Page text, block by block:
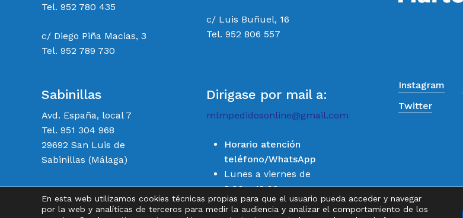
Tel. 952 780 435
c/ Diego Piña Macias, 3
Tel. 952 789 730
c/ Luis Buñuel, 16
Tel. 952 806 557
Sabinillas
Avd. España, local 7
Tel. 951 304 968
29692 San Luis de
Sabinillas (Málaga)
Dirigase por mail a:
mlmpedidosonline@gmail.com
Horario atención
teléfono/WhatsApp
Lunes a viernes de
8:00 a 19:00
Sábados de 9:00 a
Instagram
Twitter
En esta web utilizamos cookies técnicas propias para que el usuario pueda acceder y navegar
por la web y analíticas de terceros para medir la audiencia y analizar el comportamiento de los